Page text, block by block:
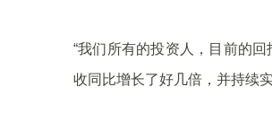
“我们所有的投资人，目前的
收同比增长了好几倍，并持续实